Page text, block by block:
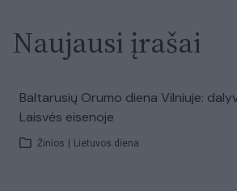
Naujausi įrašai
Baltarusių Orumo diena Vilniuje:
Laisvės eisenoje
Žinios Lietuvos diena